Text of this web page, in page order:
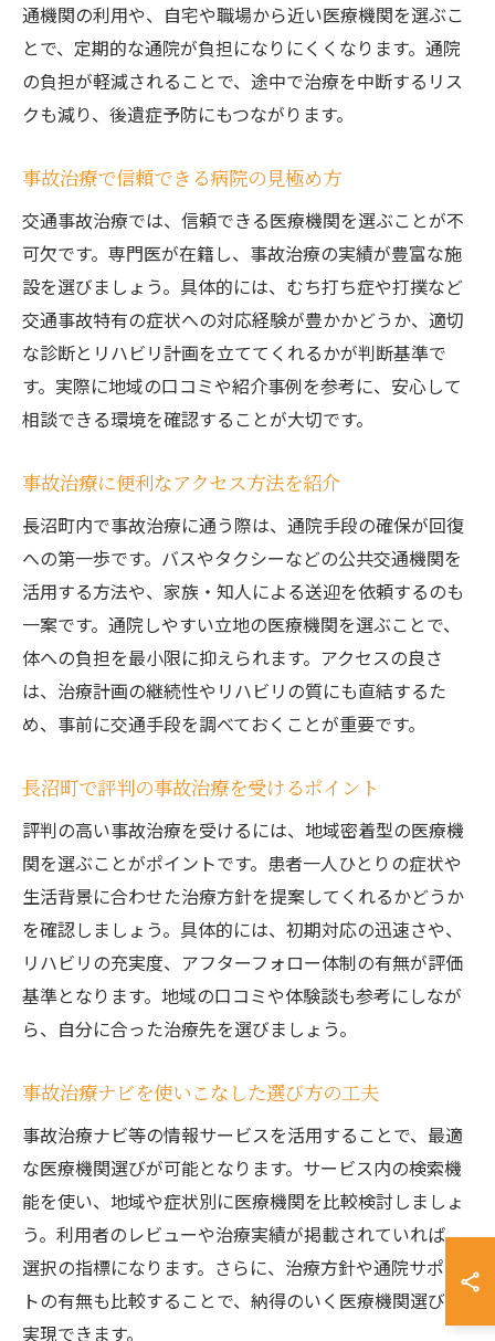
通機関の利用や、自宅や職場から近い医療機関を選ぶこ
とで、定期的な通院が負担になりにくくなります。通院
の負担が軽減されることで、途中で治療を中断するリス
クも減り、後遺症予防にもつながります。
事故治療で信頼できる病院の見極め方
交通事故治療では、信頼できる医療機関を選ぶことが不
可欠です。専門医が在籍し、事故治療の実績が豊富な施
設を選びましょう。具体的には、むち打ち症や打撲など
交通事故特有の症状への対応経験が豊かかどうか、適切
な診断とリハビリ計画を立ててくれるかが判断基準で
す。実際に地域の口コミや紹介事例を参考に、安心して
相談できる環境を確認することが大切です。
事故治療に便利なアクセス方法を紹介
長沼町内で事故治療に通う際は、通院手段の確保が回復
への第一歩です。バスやタクシーなどの公共交通機関を
活用する方法や、家族・知人による送迎を依頼するのも
一案です。通院しやすい立地の医療機関を選ぶことで、
体への負担を最小限に抑えられます。アクセスの良さ
は、治療計画の継続性やリハビリの質にも直結するた
め、事前に交通手段を調べておくことが重要です。
長沼町で評判の事故治療を受けるポイント
評判の高い事故治療を受けるには、地域密着型の医療機
関を選ぶことがポイントです。患者一人ひとりの症状や
生活背景に合わせた治療方針を提案してくれるかどうか
を確認しましょう。具体的には、初期対応の迅速さや、
リハビリの充実度、アフターフォロー体制の有無が評価
基準となります。地域の口コミや体験談も参考にしなが
ら、自分に合った治療先を選びましょう。
事故治療ナビを使いこなした選び方の工夫
事故治療ナビ等の情報サービスを活用することで、最適
な医療機関選びが可能となります。サービス内の検索機
能を使い、地域や症状別に医療機関を比較検討しましょ
う。利用者のレビューや治療実績が掲載されていれば、
選択の指標になります。さらに、治療方針や通院サポー
トの有無も比較することで、納得のいく医療機関選びを
実現できます。